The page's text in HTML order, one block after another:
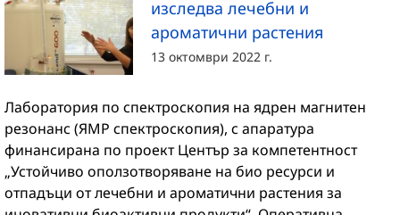
изследва лечебни и
ароматични растения
13 октомври 2022 г.
Лаборатория по спектроскопия на ядрен магнитен
резонанс (ЯМР спектроскопия), с апаратура
финансирана по проект Център за компетентност
„Устойчиво оползотворяване на био ресурси и
отпадъци от лечебни и ароматични растения за